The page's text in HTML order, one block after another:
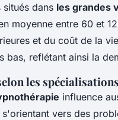
dans les grandes
moyenne entre 60 et
et du coût de la
bas, reflétant ainsi la
les spécialisations
influence
vers des